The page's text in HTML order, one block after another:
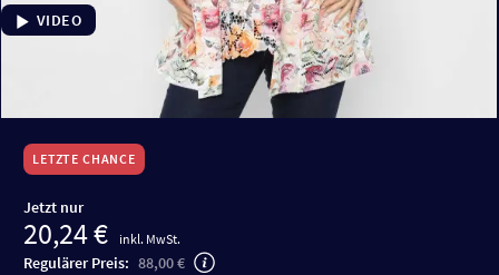
VIDEO
LETZTE CHANCE
Jetzt nur
20,24 € inkl. MwSt.
Regulärer Preis: 88,00 €